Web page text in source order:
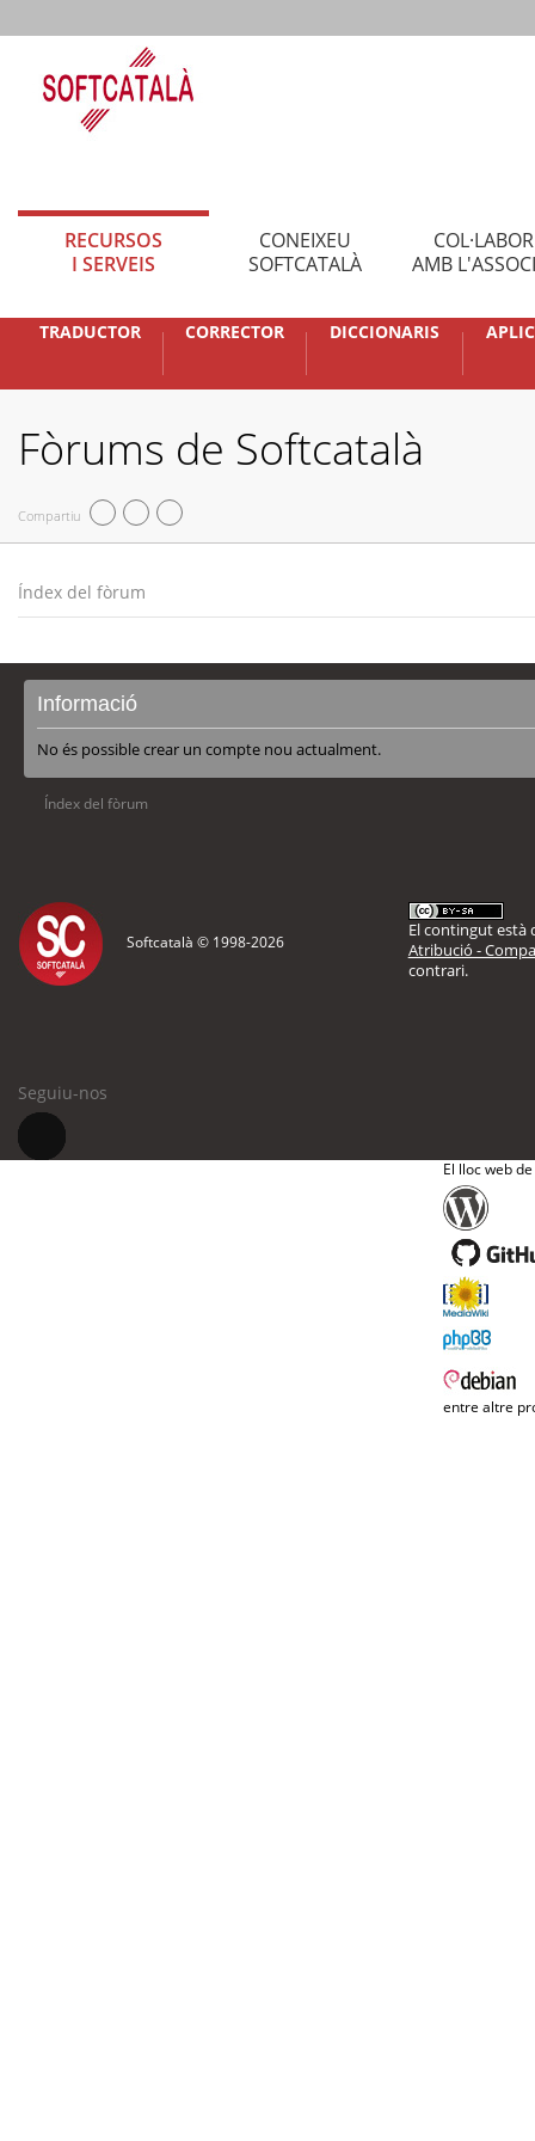
RECURSOS
I SERVEIS
CONEIXEU
SOFTCATALÀ
AMB
TRADUCTOR CORRECTOR DICCIONARIS
Fòrums de Softcatalà
Compartiu
Índex del fòrum
Informació
No és possible crear un compte nou actualment.
Índex del fòrum
Softcatalà © 1998-2026
El contingut està
Atribució -
contrari.
Seguiu-nos
El lloc web
entre altre